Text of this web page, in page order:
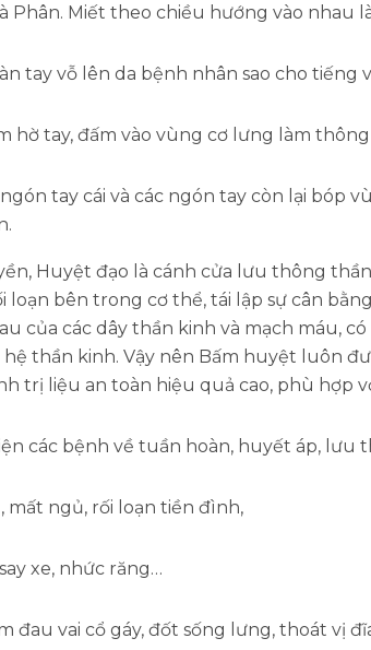
Phân. Miết theo chiều hướng vào nhau
tay vỗ lên da bệnh nhân sao cho
hờ tay, đấm vào vùng cơ lưng làm
tay cái và các ngón tay còn lại bóp
Huyệt đạo là cánh cửa lưu thông
loạn bên trong cơ thể, tái lập sự cân
của các dây thần kinh và mạch máu,
hệ thần kinh. Vậy nên Bấm huyệt luôn
trị liệu an toàn hiệu quả cao, phù hợp
các bệnh về tuần hoàn, huyết áp, lưu
mất ngủ, rối loạn tiền đình,
xe, nhức răng…
đau vai cổ gáy, đốt sống lưng, thoát vị